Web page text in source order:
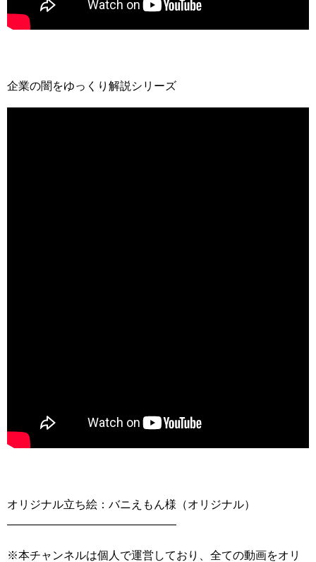
企業の闇をゆっくり解説シリーズ
オリジナル立ち絵：バニえもん様（オリジナル）
———————————————
※本チャンネルは個人で運営しており、全ての動画をオリ